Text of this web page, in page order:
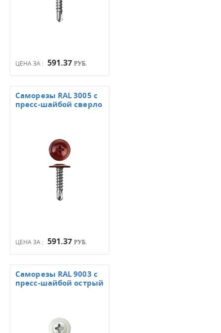
ЦЕНА ЗА : 591.37 РУБ.
ЦЕНА ЗА : 591.37 РУБ.
Саморезы RAL 3005 с
пресс-шайбой сверло
Саморезы RAL 9003 с
пресс-шайбой острый